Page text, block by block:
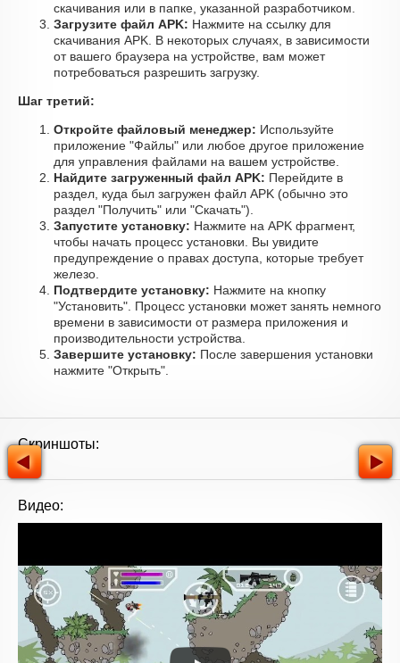
скачивания или в папке, указанной разработчиком.
Загрузите файл APK: Нажмите на ссылку для
скачивания APK. В некоторых случаях, в зависимости
от вашего браузера на устройстве, вам может
потребоваться разрешить загрузку.
Шаг третий:
Откройте файловый менеджер: Используйте
приложение "Файлы" или любое другое приложение
для управления файлами на вашем устройстве.
Найдите загруженный файл APK: Перейдите в
раздел, куда был загружен файл APK (обычно это
раздел "Получить" или "Скачать").
Запустите установку: Нажмите на APK фрагмент,
чтобы начать процесс установки. Вы увидите
предупреждение о правах доступа, которые требует
железо.
Подтвердите установку: Нажмите на кнопку
"Установить". Процесс установки может занять немного
времени в зависимости от размера приложения и
производительности устройства.
Завершите установку: После завершения установки
нажмите "Открыть".
Скриншоты:
Видео: